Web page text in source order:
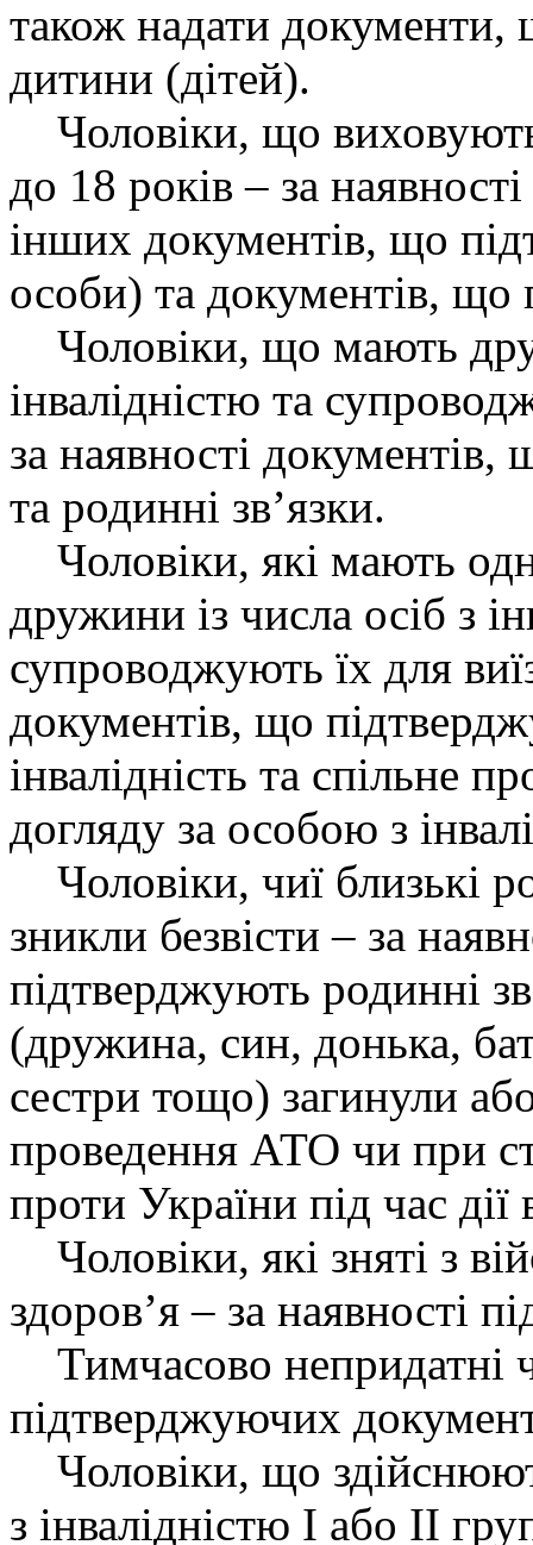
також надати
дитини (дітей).
Чоловіки, що виховують
до 18 років – за
інших документів, що
особи) та документів, що
Чоловіки, що мають
інвалідністю та
за наявності документів,
та родинні звʼязки.
Чоловіки, які мають
дружини із числа осіб з
супроводжують їх для
документів, що
інвалідність та спільне
догляду за особою з
Чоловіки, чиї близькі
зникли безвісти – за
підтверджують родинні
(дружина, син, донька,
сестри тощо) загинули
проведення АТО чи при
проти України під час дії
Чоловіки, які зняті з
здоров’я – за наявності
Тимчасово непридатні
підтверджуючих
Чоловіки, що
з інвалідністю І або ІІ